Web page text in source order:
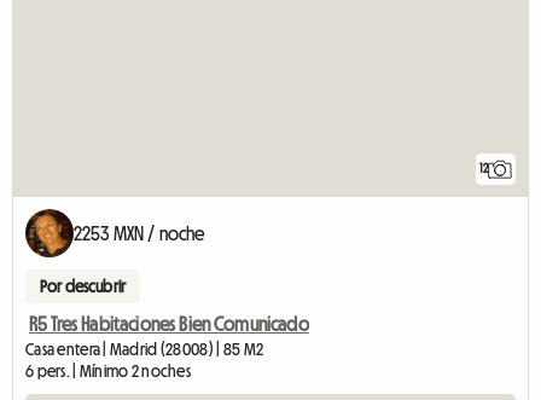
12
2253 MXN / noche
Por descubrir
R5 Tres Habitaciones Bien Comunicado
Casa entera | Madrid (28008) | 85 M2
6 pers. | Mínimo 2 noches